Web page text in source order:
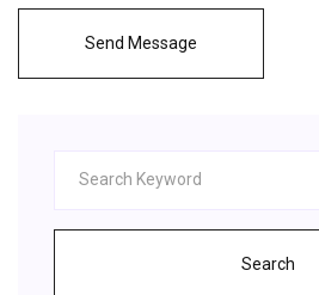
Send Message
Search